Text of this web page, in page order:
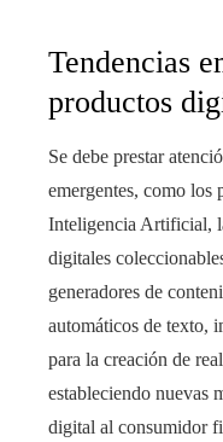
Tendencias
productos
Se debe prestar
emergentes, como los
Inteligencia Artificial,
digitales
generadores de
automáticos de texto,
para la creación de
estableciendo nuevas
digital al consumidor